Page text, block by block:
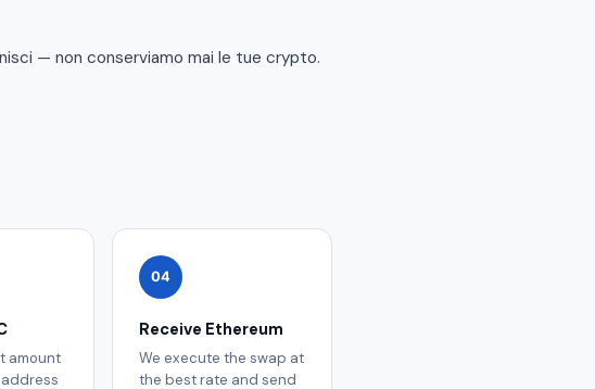
— non conserviamo mai le tue crypto.
amount
04
Receive Ethereum
We execute the swap at
the best rate and send